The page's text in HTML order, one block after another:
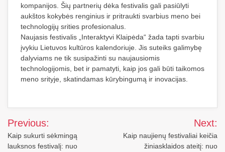
kompanijos. Šių partnerių dėka festivalis gali pasiūlyti
aukštos kokybės renginius ir pritraukti svarbius meno bei
technologijų srities profesionalus.
Naujasis festivalis „Interaktyvi Klaipėda“ žada tapti svarbiu
įvykiu Lietuvos kultūros kalendoriuje. Jis suteiks galimybę
dalyviams ne tik susipažinti su naujausiomis
technologijomis, bet ir pamatyti, kaip jos gali būti taikomos
meno srityje, skatindamas kūrybingumą ir inovacijas.
Navigacija
tarp
Previous:
Kaip sukurti sėkmingą
lauksnos festivalį: nuo
Next:
Kaip naujienų festivaliai keičia
žiniasklaidos ateitį: nuo